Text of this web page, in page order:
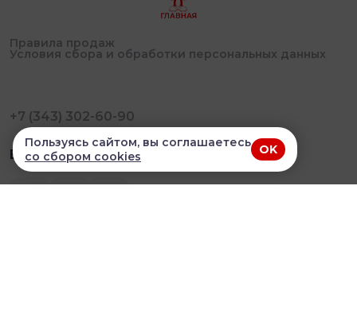
Правила продаж
Условия сбора и обработки персональных данных
+7 (343) 302-60-90
В приложении удобнее!
Пользуясь сайтом, вы соглашаетесь
со сбором cookies
OK